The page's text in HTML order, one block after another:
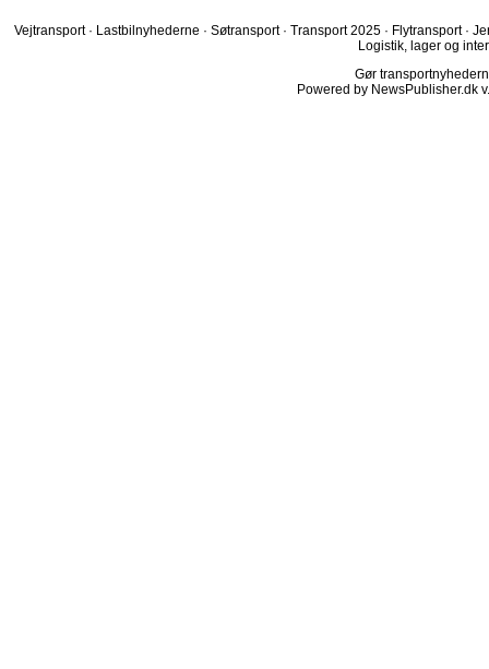
Vejtransport · Lastbilnyhederne · Søtransport · Transport 2025 · Flytransport ·
Logistik, lager og
Gør
Powered by NewsPublisher.dk